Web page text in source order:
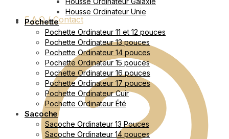
F.A.Q / Contact
Housse Ordinateur Unie
Pochette
Pochette Ordinateur 11 et 12 pouces
Pochette Ordinateur 13 pouces
Pochette Ordinateur 14 pouces
Pochette Ordinateur 15 pouces
Pochette Ordinateur 16 pouces
Pochette Ordinateur 17 pouces
Pochette Ordinateur Cuir
Pochette Ordinateur Été
Sacoche
Sacoche Ordinateur 13 Pouces
Sacoche Ordinateur 14 pouces